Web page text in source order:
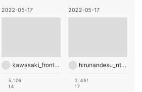
2022-05-17
kawasaki_frontale
5,126
14
2022-05-17
hirunandesu_ntv_official
3,451
17